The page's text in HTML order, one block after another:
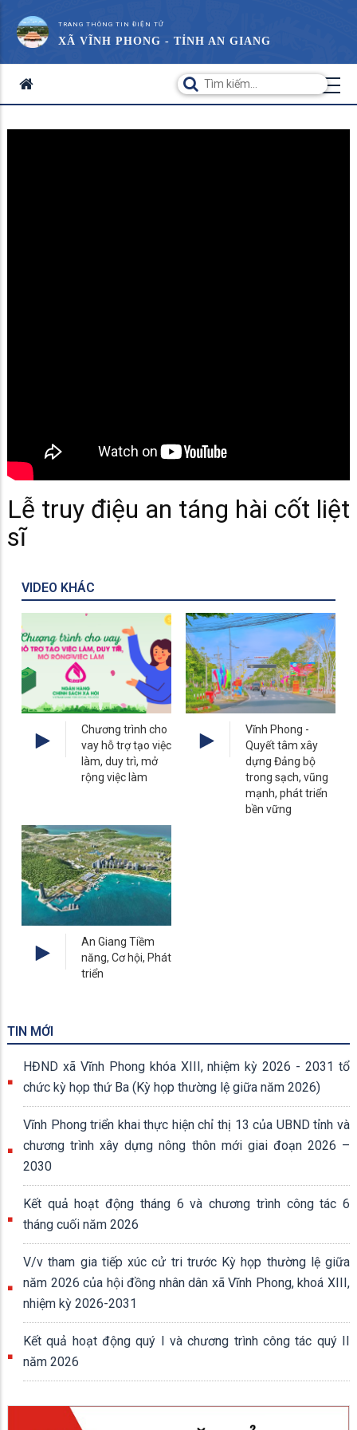
TRANG THÔNG TIN ĐIỆN TỬ
XÃ VĨNH PHONG - TỈNH AN GIANG
Lễ truy điệu an táng hài cốt liệt
sĩ
VIDEO KHÁC
Chương trình cho
vay hỗ trợ tạo việc
làm, duy trì, mở
rộng việc làm
Vĩnh Phong -
Quyết tâm xây
dựng Đảng bộ
trong sạch, vũng
mạnh, phát triển
bền vững
An Giang Tiềm
năng, Cơ hội, Phát
triển
TIN MỚI
HĐND xã Vĩnh Phong khóa XIII, nhiệm kỳ 2026 - 2031 tổ
chức kỳ họp thứ Ba (Kỳ họp thường lệ giữa năm 2026)
Vĩnh Phong triển khai thực hiện chỉ thị 13 của UBND tỉnh và
chương trình xây dựng nông thôn mới giai đoạn 2026 –
2030
Kết quả hoạt động tháng 6 và chương trình công tác 6
tháng cuối năm 2026
V/v tham gia tiếp xúc cử tri trước Kỳ họp thường lệ giữa
năm 2026 của hội đồng nhân dân xã Vĩnh Phong, khoá XIII,
nhiệm kỳ 2026-2031
Kết quả hoạt động quý I và chương trình công tác quý II
năm 2026